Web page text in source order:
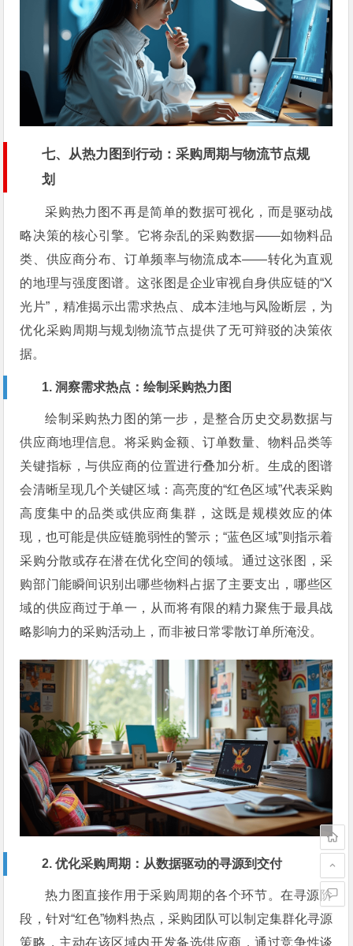
七、从热力图到行动：采购周期与物流节点规
划
采购热力图不再是简单的数据可视化，而是驱动战
略决策的核心引擎。它将杂乱的采购数据——如物料品
类、供应商分布、订单频率与物流成本——转化为直观
的地理与强度图谱。这张图是企业审视自身供应链的“X
光片”，精准揭示出需求热点、成本洼地与风险断层，为
优化采购周期与规划物流节点提供了无可辩驳的决策依
据。
1. 洞察需求热点：绘制采购热力图
绘制采购热力图的第一步，是整合历史交易数据与
供应商地理信息。将采购金额、订单数量、物料品类等
关键指标，与供应商的位置进行叠加分析。生成的图谱
会清晰呈现几个关键区域：高亮度的“红色区域”代表采购
高度集中的品类或供应商集群，这既是规模效应的体
现，也可能是供应链脆弱性的警示；“蓝色区域”则指示着
采购分散或存在潜在优化空间的领域。通过这张图，采
购部门能瞬间识别出哪些物料占据了主要支出，哪些区
域的供应商过于单一，从而将有限的精力聚焦于最具战
略影响力的采购活动上，而非被日常零散订单所淹没。
2. 优化采购周期：从数据驱动的寻源到交付
热力图直接作用于采购周期的各个环节。在寻源阶
段，针对“红色”物料热点，采购团队可以制定集群化寻源
策略，主动在该区域内开发备选供应商，通过竞争性谈